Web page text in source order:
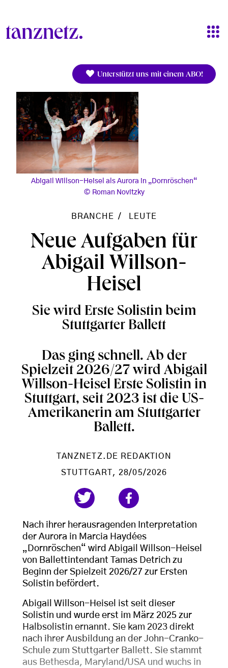
Unterstützt uns mit einem ABO!
Abigail Willson-Heisel als Aurora in „Dornröschen“
Roman Novitzky
BRANCHE LEUTE
Neue Aufgaben für
Abigail Willson-
Heisel
Sie wird Erste Solistin beim
Stuttgarter Ballett
Das ging schnell. Ab der
Spielzeit 2026/27 wird Abigail
Willson-Heisel Erste Solistin in
Stuttgart, seit 2023 ist die US-
Amerikanerin am Stuttgarter
Ballett.
TANZNETZ.DE REDAKTION
STUTTGART
, 28/05/2026
Nach ihrer herausragenden Interpretation
der Aurora in Marcia Haydées
„Dornröschen“ wird Abigail Willson-Heisel
von Ballettintendant Tamas Detrich zu
Beginn der Spielzeit 2026/27 zur Ersten
Solistin befördert.
Abigail Willson-Heisel ist seit dieser
Solistin und wurde erst im März 2025 zur
Halbsolistin ernannt. Sie kam 2023 direkt
nach ihrer Ausbildung an der John-Cranko-
Schule zum Stuttgarter Ballett. Sie stammt
aus Bethesda, Maryland/USA und wuchs in